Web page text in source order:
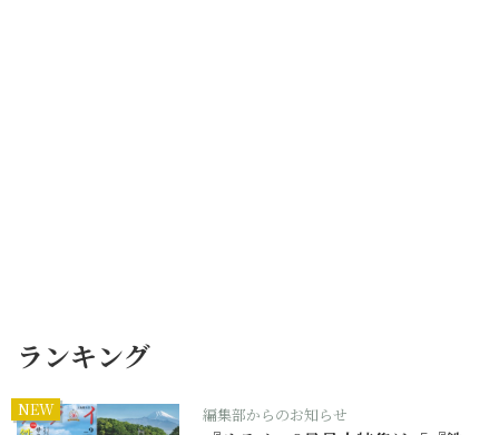
ランキング
NEW 編集部からのお知らせ